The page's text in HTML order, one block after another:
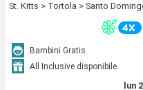
St. Kitts > Tortola > Santo
Bambini Gratis
All Inclusive disponibile
lun